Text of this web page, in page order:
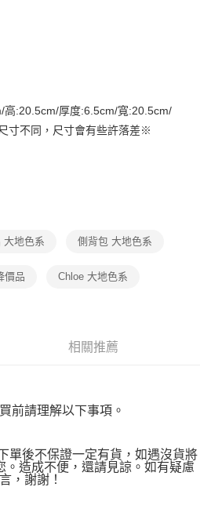
後才付款」的支付方式。 讓您購物簡單
卡、不需儲值。
再付款。
後付」後，將跳轉至「AFTEE先享後付」
額後，即可完成結帳。
立刻繳費，但若您需要取消訂單，請聯絡
消之訂單仍視為有效，需透過AFTEE先享
support/home
覽以下網址：
申辦者引起之損失，本公司不負相關責
有額度不足之情形，本公司將視審查結果
他人資訊註冊。若發現惡意使用之情形，
高:20.5cm/厚度:6.5cm/寬:20.5cm/
寸不同，尺寸會有些許落差※
大地色系 側背包 大地色系
價品 Chloe 大地色系
相關推薦
前請理解以下事項。
單後不保證一定有貨，如遇沒貨將
。造成不便，還請見諒。如有疑慮
，謝謝！